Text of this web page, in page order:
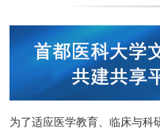
为了适应医学教育、临床与科